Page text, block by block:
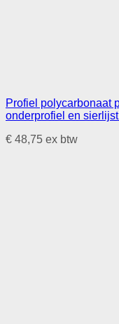
Profiel polycarbonaat
onderprofiel en
€ 48,75 ex btw